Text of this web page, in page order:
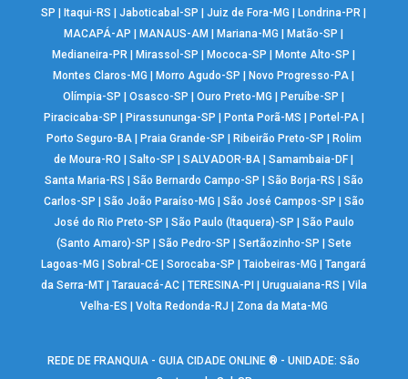
SP
Itaqui-RS |Jaboticabal-SP |Juiz de Fora-MG Londrina-PR
MACAPÁ-AP
MANAUS-AM Mariana-MG Matão-SP
Medianeira-PR
Mirassol-SP Mococa-SP Monte Alto-SP
Montes Claros-MG
Morro Agudo-SP Novo Progresso-PA
Olímpia-SP
|Osasco-SP |Ouro Preto-MG Peruíbe-SP
Piracicaba-SP
Pirassununga-SP Ponta Porã-MS Portel-PA|
Porto Seguro-BA| Praia Grande-SP Ribeirão Preto-SP
Rolim
de Moura-RO
|Salto-SP |SALVADOR-BA |Samambaia-DF
Santa Maria-RS
São Bernardo Campo-SP São Borja-RS
São
Carlos-SP
São João Paraíso-MG São José Campos-SP
São
José do Rio Preto-SP
São Paulo (Itaquera)-SP
São Paulo
(Santo Amaro)-SP
São Pedro-SP Sertãozinho-SP
Sete
Lagoas-MG
|Sobral-CE |Sorocaba-SP |Taiobeiras-MG |Tangará
da Serra-MT| Tarauacá-AC| TERESINA-PI Uruguaiana-RS
Vila
Velha-ES
Volta Redonda-RJ Zona da Mata-MG
REDE DE FRANQUIA - GUIA CIDADE ONLINE ® - UNIDADE: São